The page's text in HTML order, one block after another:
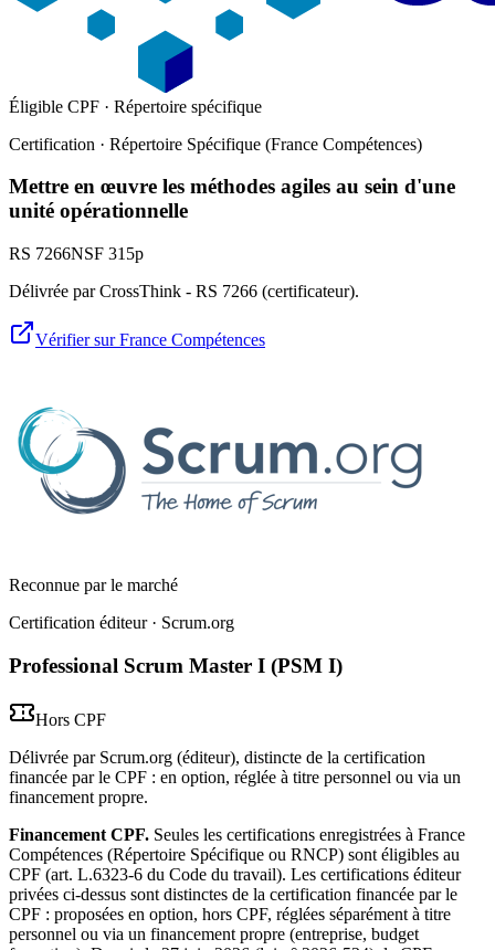
Éligible CPF · Répertoire spécifique
Certification · Répertoire Spécifique (France Compétences)
Mettre en œuvre les méthodes agiles au sein d'une
unité opérationnelle
RS 7266NSF 315p
Délivrée par CrossThink - RS 7266 (certificateur).
Vérifier sur France Compétences
Reconnue par le marché
Certification éditeur· Scrum.org
Professional Scrum Master I (PSM I)
Hors CPF
Délivrée par Scrum.org (éditeur), distincte de la certification
financée par le CPF : en option, réglée à titre personnel ou via un
financement propre.
Financement CPF. Seules les certifications enregistrées à France
Compétences (Répertoire Spécifique ou RNCP) sont éligibles au
CPF (art. L.6323-6 du Code du travail). Les certifications éditeur
privées ci-dessus sont distinctes de la certification financée par le
CPF : proposées en option, hors CPF, réglées séparément à titre
personnel ou via un financement propre (entreprise, budget